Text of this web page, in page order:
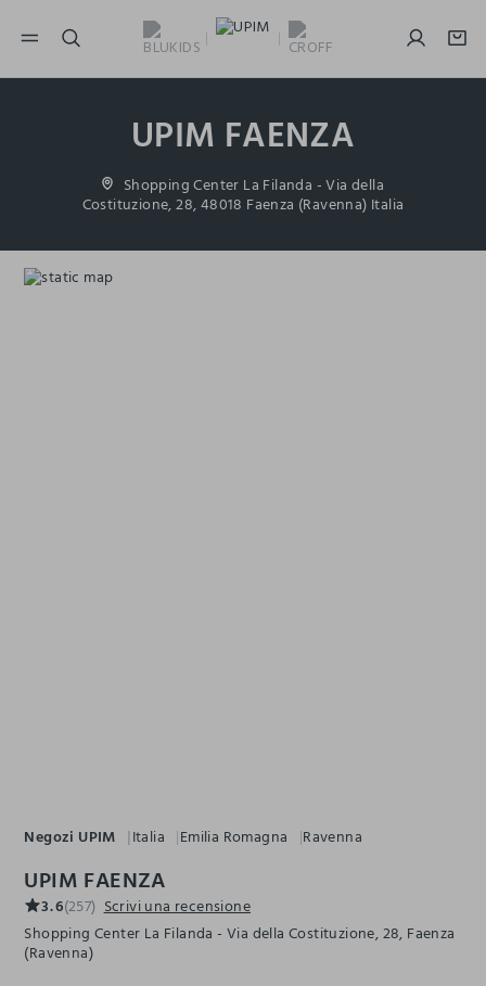
NAVIGATION.ARIA.GOTOMAINCONTENT
UPIM FAENZA
Shopping Center La Filanda - Via della
Costituzione, 28, 48018 Faenza (Ravenna) Italia
Negozi UPIM Italia Emilia Romagna Ravenna
UPIM FAENZA
3.6(257) Scrivi una recensione
Shopping Center La Filanda - Via della Costituzione, 28, Faenza
(Ravenna)